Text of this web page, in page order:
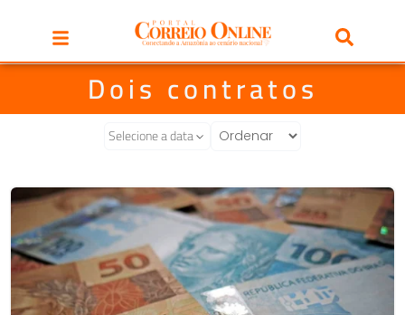
Dois contratos
Selecione a data